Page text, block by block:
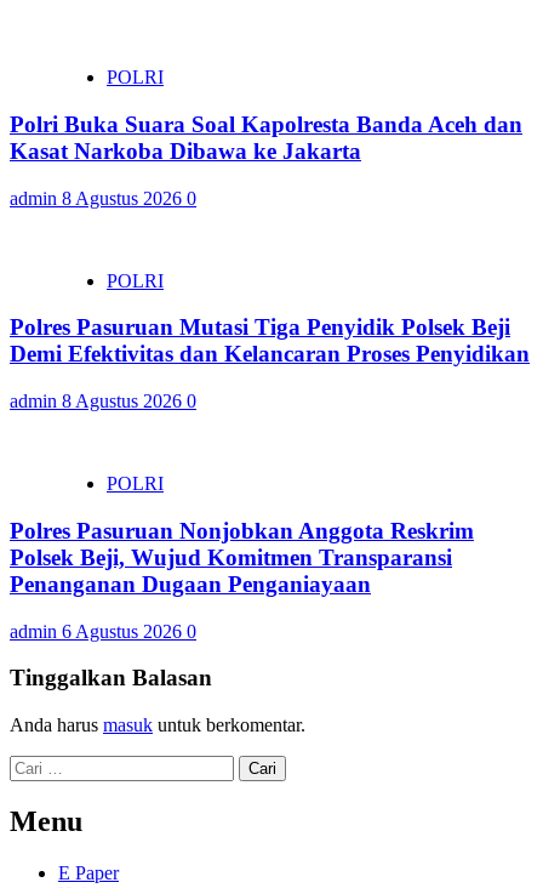
POLRI
Polri Buka Suara Soal Kapolresta Banda Aceh dan
Kasat Narkoba Dibawa ke Jakarta
admin 8 Agustus 2026 0
POLRI
Polres Pasuruan Mutasi Tiga Penyidik Polsek Beji
Demi Efektivitas dan Kelancaran Proses Penyidikan
admin 8 Agustus 2026 0
POLRI
Polres Pasuruan Nonjobkan Anggota Reskrim
Polsek Beji, Wujud Komitmen Transparansi
Penanganan Dugaan Penganiayaan
admin 6 Agustus 2026 0
Tinggalkan Balasan
Anda harus masuk untuk berkomentar.
Cari
untuk:
Menu
E Paper